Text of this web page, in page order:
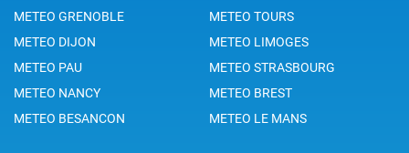
METEO GRENOBLE
METEO TOURS
METEO DIJON
METEO LIMOGES
METEO PAU
METEO STRASBOURG
METEO NANCY
METEO BREST
METEO BESANCON
METEO LE MANS